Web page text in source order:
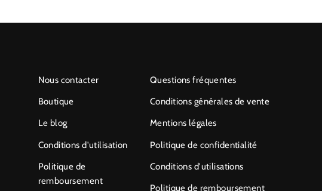
Nous contacter
Boutique
Le blog
Conditions d'utilisation
Politique de
remboursement
Questions fréquentes
Conditions générales de vente
Mentions légales
Politique de confidentialité
Conditions d'utilisations
Politique de remboursement